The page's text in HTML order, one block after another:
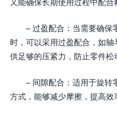
– 过盈配合：当需要确保
时，可以采用过盈配合，如
供足够的压紧力，防止零件松
– 间隙配合：适用于旋转
方式，能够减少摩擦，提高效